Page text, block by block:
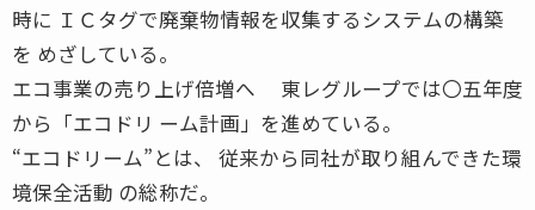
時に ＩＣタグで廃棄物情報を収集するシステムの構築
を めざしている。
エコ事業の売り上げ倍増へ 東レグループでは〇五年度
から「エコドリ ーム計画」を進めている。
“エコドリーム”とは、 従来から同社が取り組んできた環
境保全活動 の総称だ。